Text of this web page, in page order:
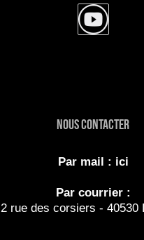
NOUS CONTACTER
Par mail : ici
Par courrier :
2 rue des corsiers - 40530